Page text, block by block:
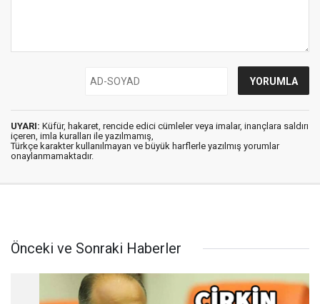
UYARI: Küfür, hakaret, rencide edici cümleler veya imalar, inançlara saldırı
içeren, imla kuralları ile yazılmamış,
Türkçe karakter kullanılmayan ve büyük harflerle yazılmış yorumlar
onaylanmamaktadır.
Önceki ve Sonraki Haberler